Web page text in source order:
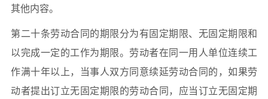
其他内容。
第二十条劳动合同的期限分为有固定期限、无固定期限和
以完成一定的工作为期限。劳动者在同一用人单位连续工
作满十年以上，当事人双方同意续延劳动合同的，如果劳
动者提出订立无固定期限的劳动合同，应当订立无固定期